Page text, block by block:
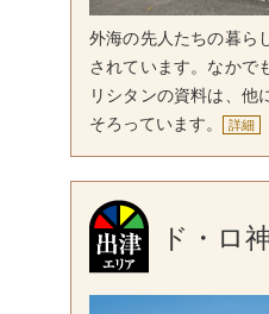
外海の先人たちの暮ら
されています。なかで
リシタンの資料は、他
そろっています。
詳細
ド・ロ